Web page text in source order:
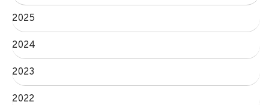
2025
2024
2023
2022